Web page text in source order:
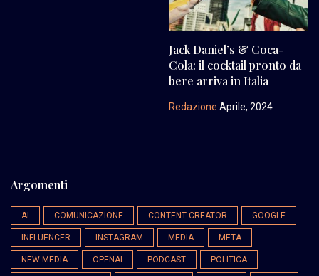
Jack Daniel’s & Coca-
Cola: il cocktail pronto da
bere arriva in Italia
Redazione Aprile, 2024
Argomenti
AI COMUNICAZIONE CONTENT CREATOR GOOGLE
INFLUENCER INSTAGRAM MEDIA META
NEW MEDIA OPENAI PODCAST POLITICA